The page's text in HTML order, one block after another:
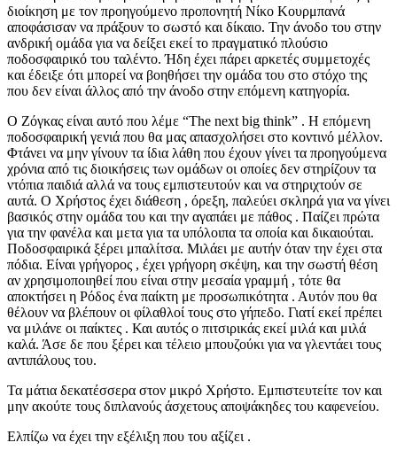
διοίκηση με τον προηγούμενο προπονητή Νίκο Κουρμπανά
αποφάσισαν να πράξουν το σωστό και δίκαιο. Την άνοδο του στην
ανδρική ομάδα για να δείξει εκεί το πραγματικό πλούσιο
ποδοσφαιρικό του ταλέντο. Ήδη έχει πάρει αρκετές συμμετοχές
και έδειξε ότι μπορεί να βοηθήσει την ομάδα του στο στόχο της
που δεν είναι άλλος από την άνοδο στην επόμενη κατηγορία.
Ο Ζόγκας είναι αυτό που λέμε “The next big think” . Η επόμενη
ποδοσφαιρική γενιά που θα μας απασχολήσει στο κοντινό μέλλον.
Φτάνει να μην γίνουν τα ίδια λάθη που έχουν γίνει τα προηγούμενα
χρόνια από τις διοικήσεις των ομάδων οι οποίες δεν στηρίζουν τα
ντόπια παιδιά αλλά να τους εμπιστευτούν και να στηριχτούν σε
αυτά. Ο Χρήστος έχει διάθεση , όρεξη, παλεύει σκληρά για να γίνει
βασικός στην ομάδα του και την αγαπάει με πάθος . Παίζει πρώτα
για την φανέλα και μετα για τα υπόλοιπα τα οποία και δικαιούται.
Ποδοσφαιρικά ξέρει μπαλίτσα. Μιλάει με αυτήν όταν την έχει στα
πόδια. Είναι γρήγορος , έχει γρήγορη σκέψη, και την σωστή θέση
αν χρησιμοποιηθεί που είναι στην μεσαία γραμμή , τότε θα
αποκτήσει η Ρόδος ένα παίκτη με προσωπικότητα . Αυτόν που θα
θέλουν να βλέπουν οι φίλαθλοί τους στο γήπεδο. Γιατί εκεί πρέπει
να μιλάνε οι παίκτες . Και αυτός ο πιτσιρικάς εκεί μιλά και μιλά
καλά. Άσε δε που ξέρει και τέλειο μπουζούκι για να γλεντάει τους
αντιπάλους του.
Τα μάτια δεκατέσσερα στον μικρό Χρήστο. Εμπιστευτείτε τον και
μην ακούτε τους διπλανούς άσχετους αποψάκηδες του καφενείου.
Ελπίζω να έχει την εξέλιξη που του αξίζει .